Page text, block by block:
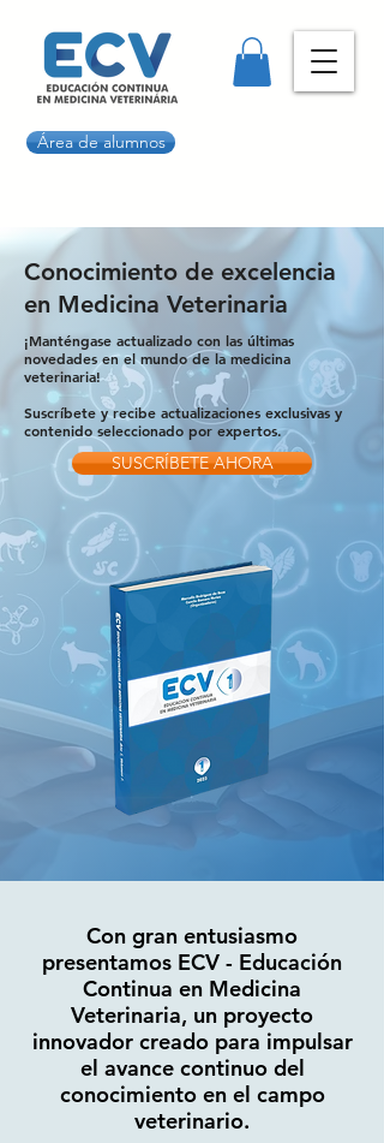
Área de alumnos
Conocimiento de excelencia
en Medicina Veterinaria
¡Manténgase actualizado con las últimas
novedades en el mundo de la medicina
veterinaria!
Suscríbete y recibe actualizaciones exclusivas y
contenido seleccionado por expertos.
SUSCRÍBETE AHORA
Con gran entusiasmo
presentamos ECV - Educación
Continua en Medicina
Veterinaria, un proyecto
innovador creado para impulsar
el avance continuo del
conocimiento en el campo
veterinario.​